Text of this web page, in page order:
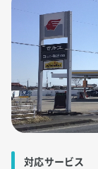
対応サービス